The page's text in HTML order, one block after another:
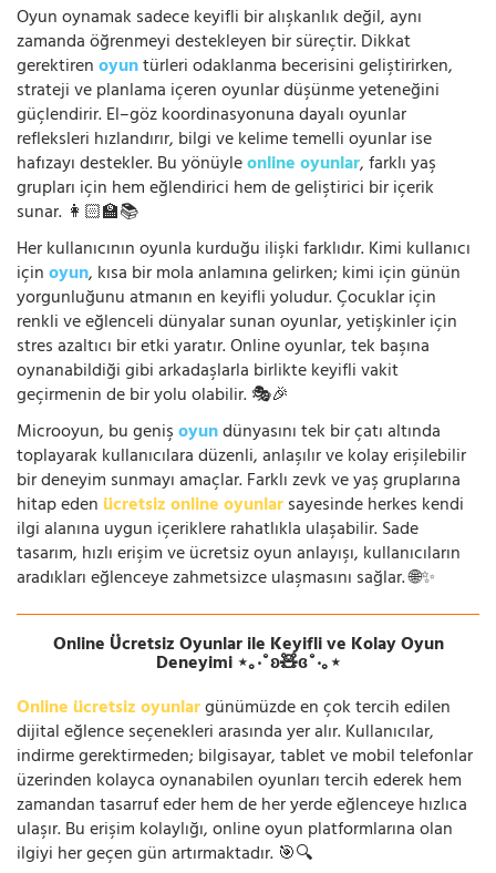
Oyun oynamak sadece keyifli bir alışkanlık değil, aynı
zamanda öğrenmeyi destekleyen bir süreçtir. Dikkat
gerektirenoyuntürleri odaklanma becerisini geliştirirken,
strateji ve planlama içeren oyunlar düşünme yeteneğini
güçlendirir. El–göz koordinasyonuna dayalı oyunlar
refleksleri hızlandırır, bilgi ve kelime temelli oyunlar ise
hafızayı destekler. Bu yönüyleonline oyunlar, farklı yaş
grupları için hem eğlendirici hem de geliştirici bir içerik
sunar. 👩🏻‍🏫📚
Her kullanıcının oyunla kurduğu ilişki farklıdır. Kimi kullanıcı
içinoyun, kısa bir mola anlamına gelirken; kimi için günün
yorgunluğunu atmanın en keyifli yoludur. Çocuklar için
renkli ve eğlenceli dünyalar sunan oyunlar, yetişkinler için
stres azaltıcı bir etki yaratır. Online oyunlar, tek başına
oynanabildiği gibi arkadaşlarla birlikte keyifli vakit
geçirmenin de bir yolu olabilir. 🎭🎉
Microoyun, bu genişoyundünyasını tek bir çatı altında
toplayarak kullanıcılara düzenli, anlaşılır ve kolay erişilebilir
bir deneyim sunmayı amaçlar. Farklı zevk ve yaş gruplarına
hitap eden ücretsiz online oyunlarsayesinde herkes kendi
ilgi alanına uygun içeriklere rahatlıkla ulaşabilir. Sade
tasarım, hızlı erişim ve ücretsiz oyun anlayışı, kullanıcıların
aradıkları eğlenceye zahmetsizce ulaşmasını sağlar. 🌐✨
Online Ücretsiz Oyunlar ile Keyifli ve Kolay Oyun
Deneyimi ⋆｡‧˚ʚ🧸ɞ˚‧｡⋆
Online ücretsiz oyunlargünümüzde en çok tercih edilen
dijital eğlence seçenekleri arasında yer alır. Kullanıcılar,
indirme gerektirmeden; bilgisayar, tablet ve mobil telefonlar
üzerinden kolayca oynanabilen oyunları tercih ederek hem
zamandan tasarruf eder hem de her yerde eğlenceye hızlıca
ulaşır. Bu erişim kolaylığı, online oyun platformlarına olan
ilgiyi her geçen gün artırmaktadır. 🎯🔍